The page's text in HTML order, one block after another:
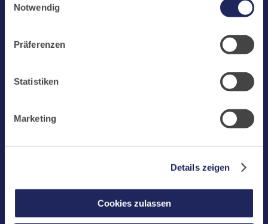
challenges.cloudflare.com: Wir verwenden das online
Buchungssystem MEWS in unserem Hotel und unserem
übermittelt. Cookies von eu5.bookingkit.de: Wir
Buchungen von Bibliotheks- und Klosterführungen. Um
Buchungen durchführen zu können akzeptieren Sie bitte
Notwendig
Präferenzen
Statistiken
Marketing
Details zeigen
Cookies zulassen
Laacher See
Jobs
Fax: +49 (0) 2652 59-359
www.maria-laach.de